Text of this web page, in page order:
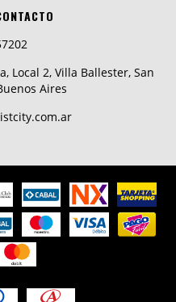
Local 2, Villa Ballester, San
Aires